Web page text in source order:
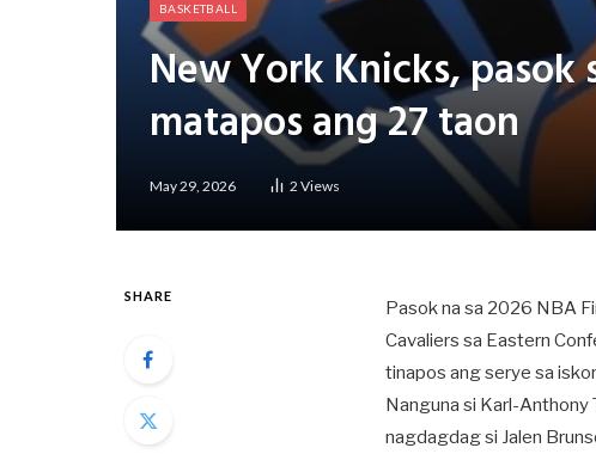
BASKETBALL
New York Knicks, pasok
matapos ang 27 taon
May 29, 2026 2 Views
SHARE
Pasok na sa 2026 NBA
Cavaliers sa Eastern
tinapos ang serye sa
Nanguna si Karl-Anthony
nagdagdag si Jalen